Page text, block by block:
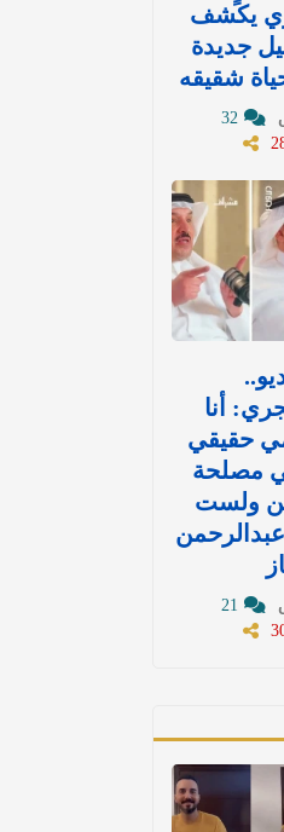
يكشف
جديدة
شقيقه
أنا
حقيقي
مصلحة
ولست